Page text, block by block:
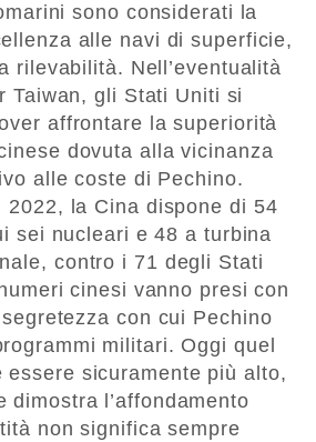
sono considerati la
alle navi di superficie,
rilevabilità. Nell’eventualità
Taiwan, gli Stati Uniti si
affrontare la superiorità
dovuta alla vicinanza
alle coste di Pechino.
2022, la Cina dispone di 54
sei nucleari e 48 a turbina
contro i 71 degli Stati
cinesi vanno presi con
con cui Pechino
militari. Oggi quel
essere sicuramente più alto,
dimostra l’affondamento
non significa sempre